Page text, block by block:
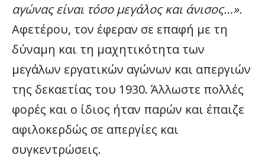
αγώνας είναι τόσο μεγάλος και άνισος…».
Αφετέρου, τον έφεραν σε επαφή με τη
δύναμη και τη μαχητικότητα των
μεγάλων εργατικών αγώνων και απεργιών
της δεκαετίας του 1930. Άλλωστε πολλές
φορές και ο ίδιος ήταν παρών και έπαιζε
αφιλοκερδώς σε απεργίες και
συγκεντρώσεις.